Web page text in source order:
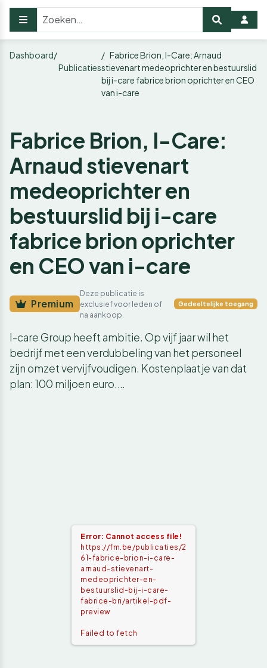
Dashboard
Publicaties
Fabrice Brion, I-Care: Arnaud
stievenart medeoprichter en bestuurslid
bij i-care fabrice brion oprichter en CEO
van i-care
Fabrice Brion, I-Care:
Arnaud stievenart
medeoprichter en
bestuurslid bij i-care
fabrice brion oprichter
en CEO van i-care
Premium
Deze publicatie is
exclusief voor leden of
na aankoop.
Gedeeltelijke toegang
I-care Group heeft ambitie. Op vijf jaar wil het
bedrijf met een verdubbeling van het personeel
zijn omzet vervijfvoudigen. Kostenplaatje van dat
plan: 100 miljoen euro.…
Error: Cannot access file!
https://fm.be/publicaties/2
61-fabrice-brion-i-care-
arnaud-stievenart-
medeoprichter-en-
bestuurslid-bij-i-care-
fabrice-bri/artikel-pdf-
preview
Failed to fetch